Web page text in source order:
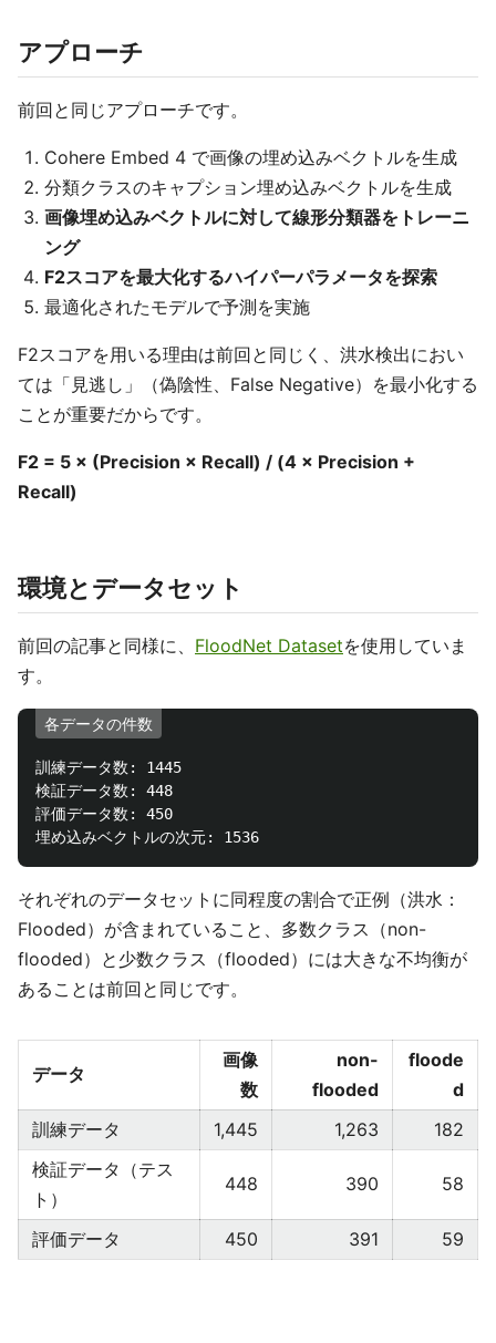
アプローチ
前回と同じアプローチです。
Cohere Embed 4 で画像の埋め込みベクトルを生成
分類クラスのキャプション埋め込みベクトルを生成
画像埋め込みベクトルに対して線形分類器をトレーニ
ング
F2スコアを最大化するハイパーパラメータを探索
最適化されたモデルで予測を実施
F2スコアを用いる理由は前回と同じく、洪水検出におい
ては「見逃し」（偽陰性、False Negative）を最小化する
ことが重要だからです。
F2 = 5 × (Precision × Recall) / (4 × Precision +
Recall)
環境とデータセット
前回の記事と同様に、 FloodNet Datasetを使用していま
す。
各データの件数
訓練データ数: 1445
検証データ数: 448
評価データ数: 450
それぞれのデータセットに同程度の割合で正例（洪水：
Flooded）が含まれていること、多数クラス（non-
flooded）と少数クラス（flooded）には大きな不均衡が
あることは前回と同じです。
データ
画像
数
non-
flooded
floode
d
訓練データ
1,445 1,263
182
検証データ（テス
ト）
448 390 58
評価データ 450 391 59